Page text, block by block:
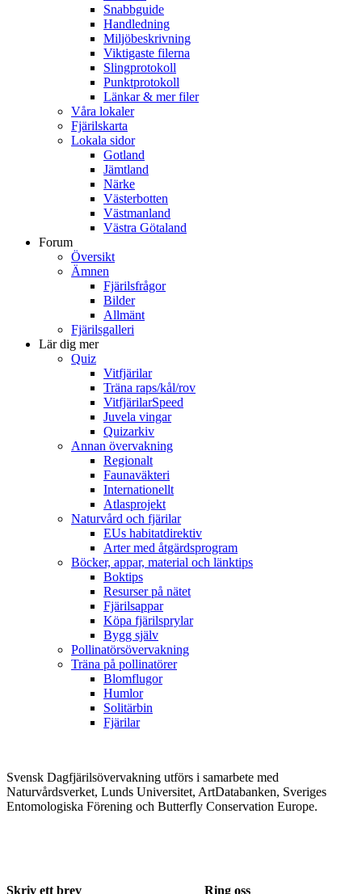
Snabbguide
Handledning
Miljöbeskrivning
Viktigaste filerna
Slingprotokoll
Punktprotokoll
Länkar & mer filer
Våra lokaler
Fjärilskarta
Lokala sidor
Gotland
Jämtland
Närke
Västerbotten
Västmanland
Västra Götaland
Forum
Översikt
Ämnen
Fjärilsfrågor
Bilder
Allmänt
Fjärilsgalleri
Lär dig mer
Quiz
Vitfjärilar
Träna raps/kål/rov
VitfjärilarSpeed
Juvela vingar
Quizarkiv
Annan övervakning
Regionalt
Faunaväkteri
Internationellt
Atlasprojekt
Naturvård och fjärilar
EUs habitatdirektiv
Arter med åtgärdsprogram
Böcker, appar, material och länktips
Boktips
Resurser på nätet
Fjärilsappar
Köpa fjärilsprylar
Bygg själv
Pollinatörsövervakning
Träna på pollinatörer
Blomflugor
Humlor
Solitärbin
Fjärilar
Svensk Dagfjärilsövervakning utförs i samarbete med
Naturvårdsverket, Lunds Universitet, ArtDatabanken, Sveriges
Entomologiska Förening och Butterfly Conservation Europe.
Skriv ett brev Ring oss